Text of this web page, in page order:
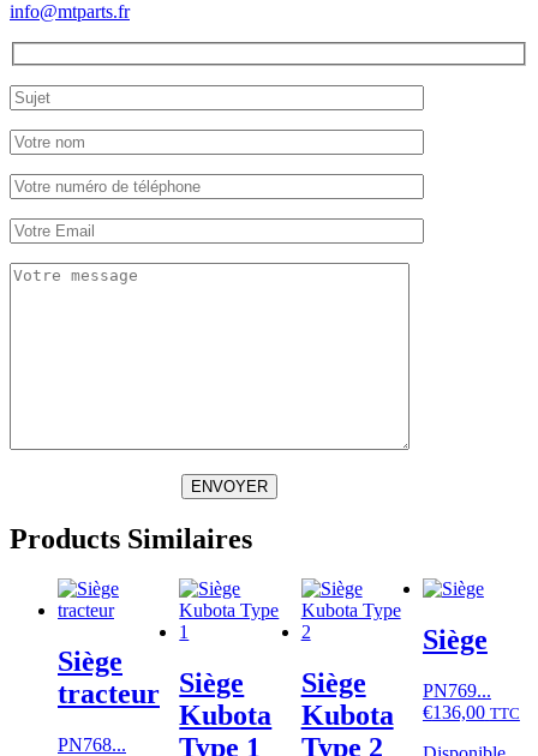
info@mtparts.fr
ENVOYER
Products Similaires
Siège
tracteur
PN768...
Siège
Kubota
Type 1
Siège
Kubota
Type 2
Siège
PN769...
€136,00 TTC